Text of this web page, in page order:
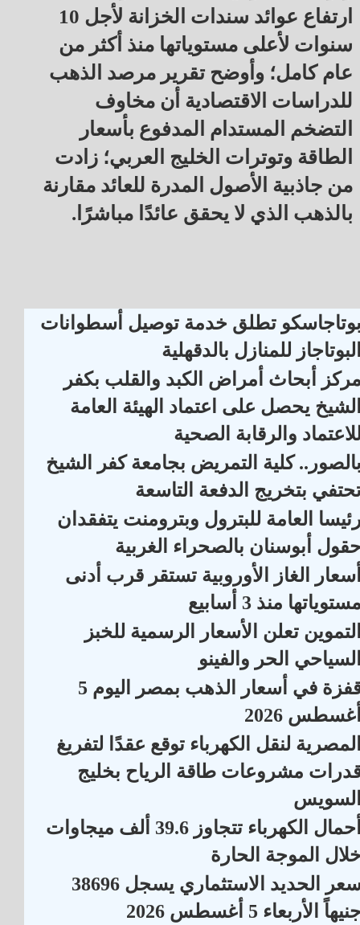
ارتفاع عوائد سندات الخزانة لأجل 10
سنوات لأعلى مستوياتها منذ أكثر من
عام كامل؛ وأوضح تقرير مرصد الذهب
للدراسات الاقتصادية أن مخاوف
التضخم المستدام المدفوع بأسعار
الطاقة وتوترات الخليج العربي؛ زادت
من جاذبية الأصول المدرة للعائد مقارنة
بالذهب الذي لا يحقق عائدًا مباشرًا.
تطلق خدمة توصيل أسطوانات
للمنازل بالدقهلية
أبحاث أمراض الكبد والقلب بكفر
يحصل على اعتماد الهيئة العامة
والرقابة الصحية
كلية التمريض بجامعة كفر الشيخ
بتخريج الدفعة التاسعة
العامة للبترول وبترومنت يتفقدان
أبوسنان بالصحراء الغربية
الغاز الأوروبية تستقر قرب أدنى
منذ 3 أسابيع
تعلن الأسعار الرسمية للخبز
الحر والفينو
قفزة في أسعار الذهب بمصر اليوم 5
2026
لنقل الكهرباء توقع عقدًا لتفريغ
مشروعات طاقة الرياح بخليج
أحمال الكهرباء تتجاوز 39.6 ألف ميجاوات
الموجة الحارة
سعر الحديد الاستثماري يسجل 38696
الأربعاء 5 أغسطس 2026